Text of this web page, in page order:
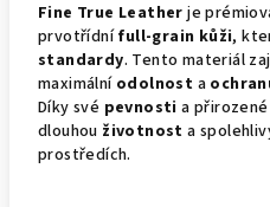
Fine True Leather je
prvotřídnífull-grain kůži,
standardy. Tento materiál
maximální odolnost a
Díky své pevnosti a
dlouhou životnost a
prostředích.